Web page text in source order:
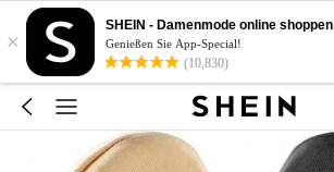
×
SHEIN - Damenmode online shoppen
Genießen Sie App-Special!
(10,830)